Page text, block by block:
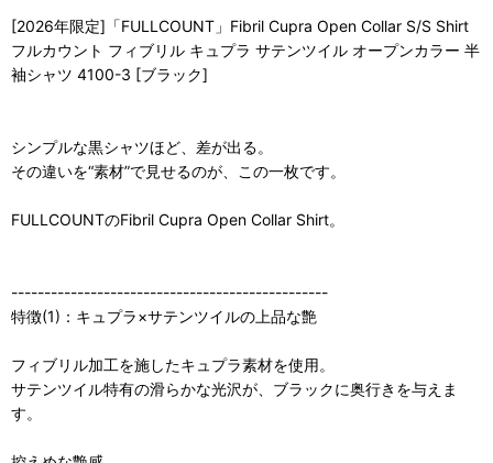
[2026年限定]「FULLCOUNT」Fibril Cupra Open Collar S/S Shirt
フルカウント フィブリル キュプラ サテンツイル オープンカラー 半
袖シャツ 4100-3 [ブラック]
シンプルな黒シャツほど、差が出る。
その違いを“素材”で見せるのが、この一枚です。
FULLCOUNTのFibril Cupra Open Collar Shirt。
------------------------------------------------
特徴(1)：キュプラ×サテンツイルの上品な艶
フィブリル加工を施したキュプラ素材を使用。
サテンツイル特有の滑らかな光沢が、ブラックに奥行きを与えま
す。